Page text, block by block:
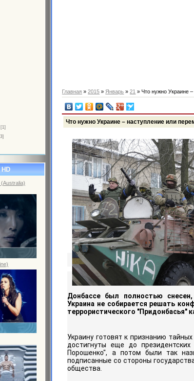
[1]
Главная »2015 » Январь » 21 » Что нужно Украине
Что нужно Украине – наступление или
Донбассе был полностью
Украина не собирается решать
террористического "Придонбасья"
Украину готовят к признанию
достигнуты еще до
Порошенко", а потом были так
подписанные со стороны
общества.